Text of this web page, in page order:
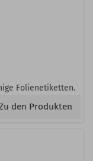
Folienetiketten.
den Produkten